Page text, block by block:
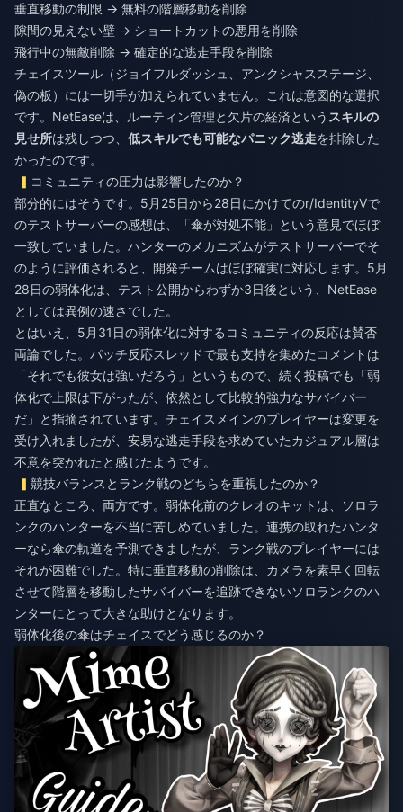
垂直移動の制限 → 無料の階層移動を削除
隙間の見えない壁 → ショートカットの悪用を削除
飛行中の無敵削除 → 確定的な逃走手段を削除
チェイスツール（ジョイフルダッシュ、アンクシャスステージ、
偽の板）には一切手が加えられていません。これは意図的な選択
です。NetEaseは、ルーティン管理と欠片の経済という スキルの
見せ所は残しつつ、 低スキルでも可能なパニック逃走を排除した
かったのです。
コミュニティの圧力は影響したのか？
部分的にはそうです。5月25日から28日にかけてのr/IdentityVで
のテストサーバーの感想は、「傘が対処不能」という意見でほぼ
一致していました。ハンターのメカニズムがテストサーバーでそ
のように評価されると、開発チームはほぼ確実に対応します。5月
28日の弱体化は、テスト公開からわずか3日後という、NetEase
としては異例の速さでした。
とはいえ、5月31日の弱体化に対するコミュニティの反応は賛否
両論でした。パッチ反応スレッドで最も支持を集めたコメントは
「それでも彼女は強いだろう」というもので、続く投稿でも「弱
体化で上限は下がったが、依然として比較的強力なサバイバー
だ」と指摘されています。チェイスメインのプレイヤーは変更を
受け入れましたが、安易な逃走手段を求めていたカジュアル層は
不意を突かれたと感じたようです。
競技バランスとランク戦のどちらを重視したのか？
正直なところ、両方です。弱体化前のクレオのキットは、ソロラ
ンクのハンターを不当に苦しめていました。連携の取れたハンタ
ーなら傘の軌道を予測できましたが、ランク戦のプレイヤーには
それが困難でした。特に垂直移動の削除は、カメラを素早く回転
させて階層を移動したサバイバーを追跡できないソロランクのハ
ンターにとって大きな助けとなります。
弱体化後の傘はチェイスでどう感じるのか？